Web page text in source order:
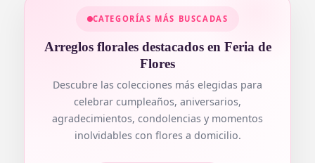
CATEGORÍAS MÁS BUSCADAS
Arreglos florales destacados en Feria de
Flores
Descubre las colecciones más elegidas para
celebrar cumpleaños, aniversarios,
agradecimientos, condolencias y momentos
inolvidables con flores a domicilio.